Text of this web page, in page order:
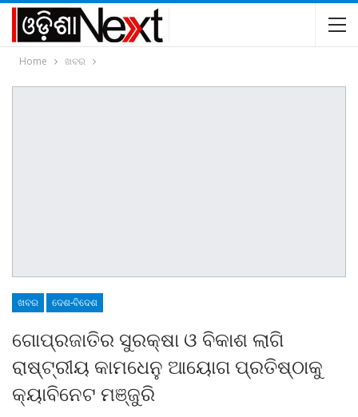
Home ଖବର
ଖବର ଦେଶ-ବିଦେଶ
ଗୋପ୍ରଜାତିର ସୁରକ୍ଷା ଓ ବିକାଶ ଲାଗି
ରାଷ୍ଟ୍ରୀୟ କାମଧେନୁ ଆୟୋଗ ପ୍ରତିଷ୍ଠାକୁ
କ୍ୟାବିନେଟ ମଞ୍ଜୁରି